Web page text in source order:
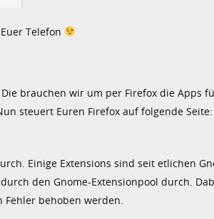
Telefon
brauchen wir um per Firefox die Apps
steuert Euren Firefox auf folgende Seite:
Einige Extensions sind seit etlichen
den Gnome-Extensionpool durch.
Fehler behoben werden.